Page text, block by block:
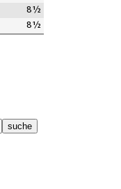
8½
8½